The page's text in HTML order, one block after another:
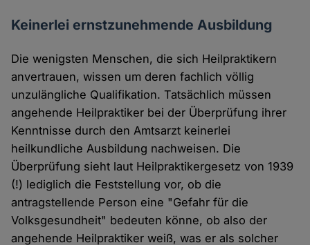
Keinerlei ernstzunehmende Ausbildung
Die wenigsten Menschen, die sich Heilpraktikern
anvertrauen, wissen um deren fachlich völlig
unzulängliche Qualifikation. Tatsächlich müssen
angehende Heilpraktiker bei der Überprüfung ihrer
Kenntnisse durch den Amtsarzt keinerlei
heilkundliche Ausbildung nachweisen. Die
Überprüfung sieht laut Heilpraktikergesetz von 1939
(!) lediglich die Feststellung vor, ob die
antragstellende Person eine "Gefahr für die
Volksgesundheit" bedeuten könne, ob also der
angehende Heilpraktiker weiß, was er als solcher